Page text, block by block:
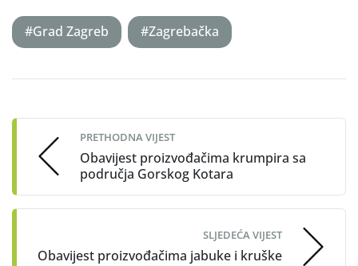
#Grad Zagreb #Zagrebačka
navigation
PRETHODNA VIJEST
Obavijest proizvođačima krumpira sa
područja Gorskog Kotara
SLJEDEĆA VIJEST
Obavijest proizvođačima jabuke i kruške